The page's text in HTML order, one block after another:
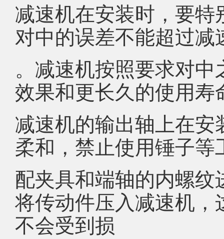
减速机在安装时，要
对中的误差不能超过
。减速机按照要求对
效果和更长久的使用寿
减速机的输出轴上在
柔和，禁止使用锤子
配夹具和端轴的内螺
将传动件压入减速机
不会受到损